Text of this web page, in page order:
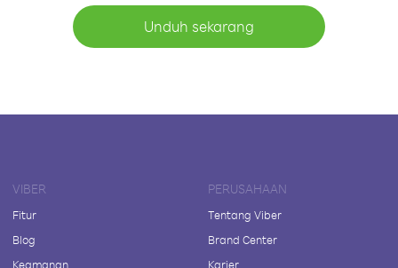
Unduh sekarang
VIBER
Fitur
Blog
Keamanan
PERUSAHAAN
Tentang Viber
Brand Center
Karier